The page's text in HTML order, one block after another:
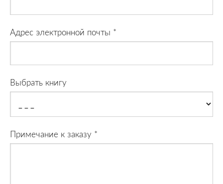
Адрес электронной почты *
Выбрать книгу
Примечание к заказу *